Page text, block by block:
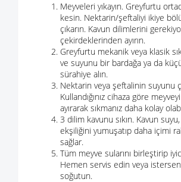
Meyveleri yıkayın. Greyfurtu
kesin. Nektarin/şeftaliyi ikiye
çıkarın. Kavun dilimlerini
çekirdeklerinden ayırın.
Greyfurtu mekanik veya klasik
ve suyunu bir bardağa ya da
sürahiye alın.
Nektarin veya şeftalinin suyunu
Kullandığınız cihaza göre
ayırarak sıkmanız daha kolay
3 dilim kavunu sıkın. Kavun
ekşiliğini yumuşatıp daha içimi
sağlar.
Tüm meyve sularını birleştirip
Hemen servis edin veya
soğutun.